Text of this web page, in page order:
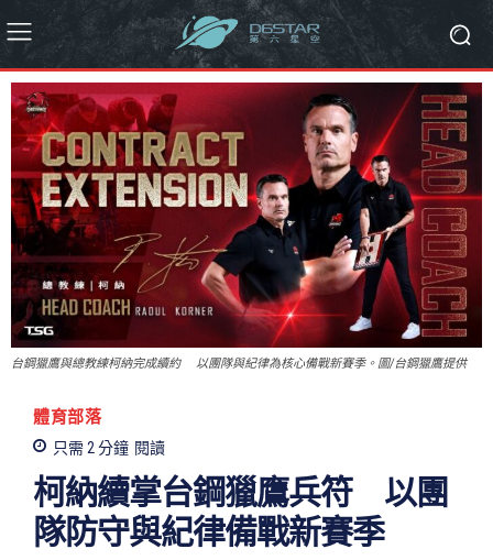
台鋼獵鷹與總教練柯納完成續約 以團隊與紀律為核心備戰新賽季。圖/台鋼獵鷹提供
體育部落
只需 2分鐘 閱讀
柯納續掌台鋼獵鷹兵符 以團
隊防守與紀律備戰新賽季